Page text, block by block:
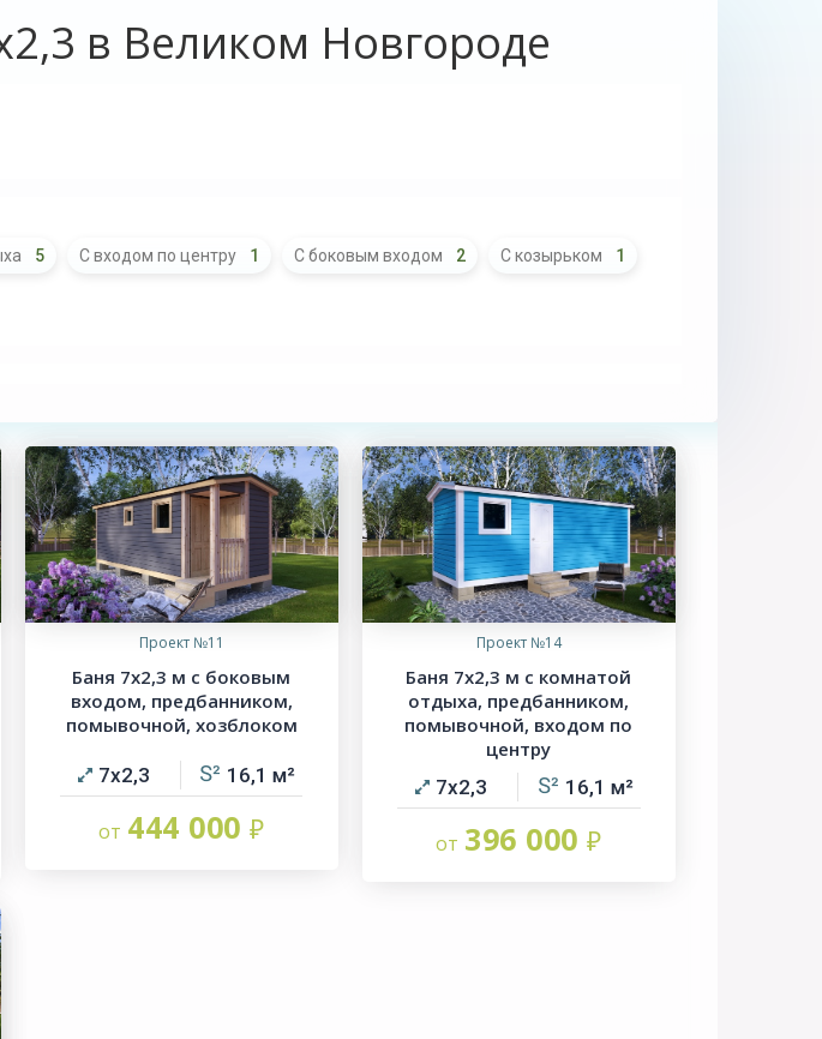
в Великом Новгороде
5 С входом по центру 1 С боковым входом 2 С козырьком 1
Проект №11
Баня 7х2,3 м с боковым
входом, предбанником,
помывочной, хозблоком
7х2,3 16,1
444 000
Проект №14
Баня 7х2,3 м с комнатой
отдыха, предбанником,
помывочной, входом по
центру
7х2,3
16,1
396 000